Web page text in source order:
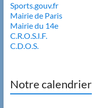
Sports.gouv.fr
Mairie de Paris
Mairie du 14e
C.R.O.S.I.F.
C.D.O.S.
Notre calendrier